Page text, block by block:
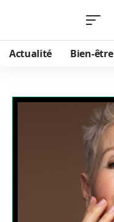
Actualité Bien-être